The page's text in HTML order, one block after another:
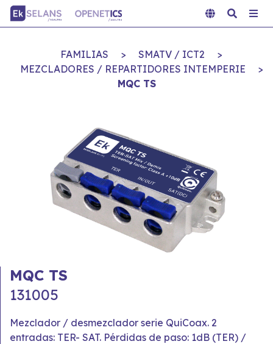
FAMILIAS > SMATV / ICT2
>
MEZCLADORES / REPARTIDORES INTEMPERIE
>
MQC TS
MQC TS
131005
Mezclador / desmezclador serie QuiCoax. 2
entradas: TER- SAT. Pérdidas de paso: 1dB (TER) /